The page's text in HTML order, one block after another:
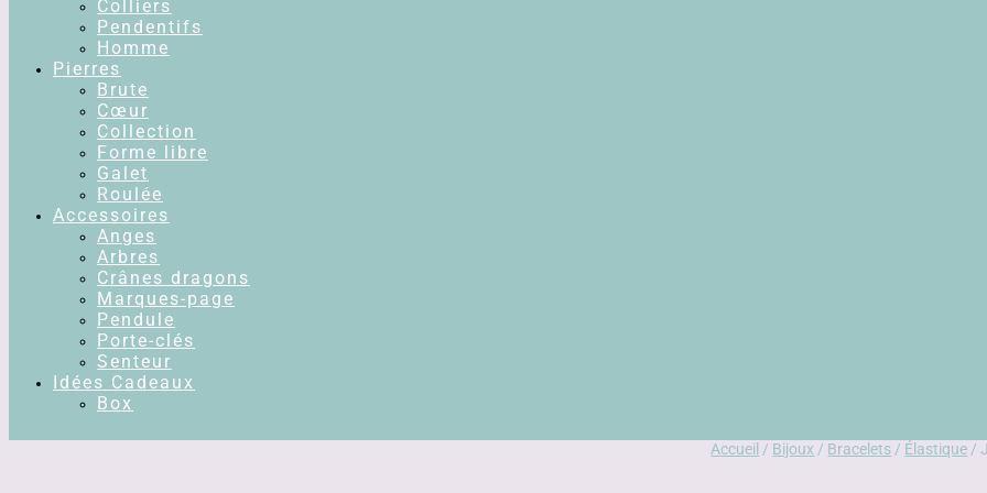
Colliers
Pendentifs
Homme
Pierres
Brute
Cœur
Collection
Forme libre
Galet
Roulée
Accessoires
Anges
Arbres
Crânes dragons
Marques-page
Pendule
Porte-clés
Senteur
Idées Cadeaux
Box
Accueil / Bijoux / Bracelets / Élastique /